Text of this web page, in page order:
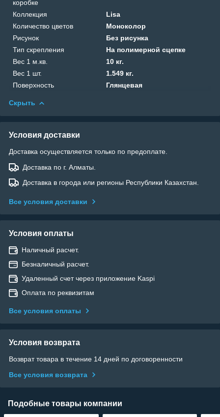
коробке
Коллекция
Lisa
Количество цветов
Моноколор
Рисунок
Без рисунка
Тип скрепления
На полимерной сцепке
Вес 1 м.кв.
10 кг.
Вес 1 шт.
1.549 кг.
Поверхность
Глянцевая
Скрыть
Условия доставки
Доставка осуществляется только по предоплате.
Доставка по г. Алматы.
Доставка в города или регионы Республики Казахстан.
Все условия доставки
Условия оплаты
Наличный расчет.
Безналичный расчет.
Удаленный счет через приложение Kaspi
Оплата по реквизитам
Все условия оплаты
Условия возврата
Возврат товара в течение 14 дней по договоренности
Все условия возврата
Подобные товары компании